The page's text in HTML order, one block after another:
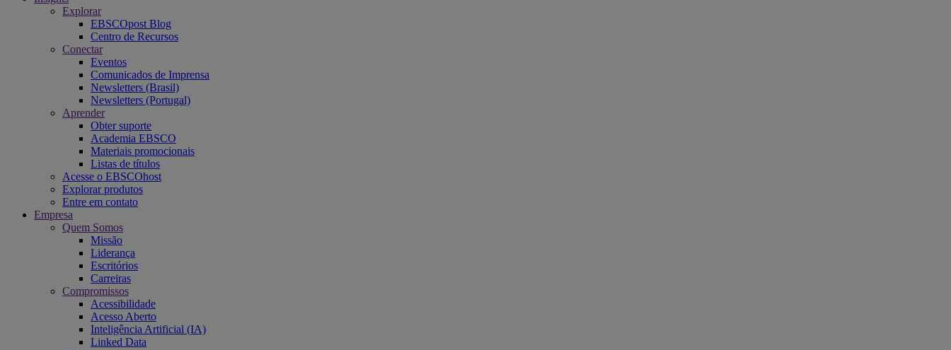
Explorar
EBSCOpost Blog
Centro de Recursos
Conectar
Eventos
Comunicados de Imprensa
Newsletters (Brasil)
Newsletters (Portugal)
Aprender
Obter suporte
Academia EBSCO
Materiais promocionais
Listas de títulos
Acesse o EBSCOhost
Explorar produtos
Entre em contato
Empresa
Quem Somos
Missão
Liderança
Escritórios
Carreiras
Compromissos
Acessibilidade
Acesso Aberto
Inteligência Artificial (IA)
Linked Data